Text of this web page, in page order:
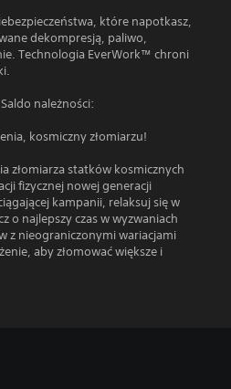
które napotkasz,
dekompresją, paliwo,
Technologia EverWork™ chroni
należności:
kosmiczny złomiarzu!
złomiarza statków kosmicznych
fizycznej nowej generacji
kampanii, relaksuj się w
o najlepszy czas w wyzwaniach
z nieograniczonymi wariacjami
aby złomować większe i